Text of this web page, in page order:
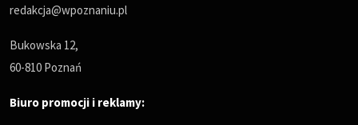
redakcja@wpoznaniu.pl
Bukowska 12,
60-810 Poznań
Biuro promocji i reklamy: